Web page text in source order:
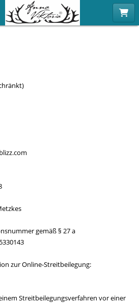
gemäß § 27 a
zur Online-Streitbeilegung:
Streitbeilegungsverfahren vor einer